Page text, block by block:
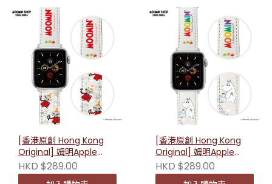
[香港原創 Hong Kong
Original] 姆明Apple
Watch替換錶帶- 小美款
HKD $289.00
[香港原創 Hong Kong
Original] 姆明Apple
Watch替換錶帶-姆明彩
虹
HKD $289.00